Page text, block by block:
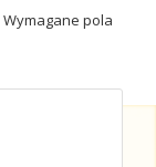
Wymagane pola